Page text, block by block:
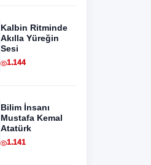
Kalbin Ritminde
Akılla Yüreğin
Sesi
1.144
Bilim İnsanı
Mustafa Kemal
Atatürk
1.141